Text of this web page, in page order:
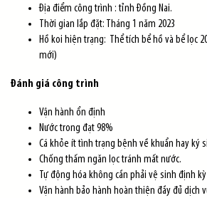
Địa điểm công trình : tỉnh Đồng Nai.
Thời gian lắp đặt: Tháng 1 năm 2023
Hồ koi hiện trạng: Thể tích bể hồ và bể lọc
mới)
Đánh giá công trình
Vận hành ổn định
Nước trong đạt 98%
Cá khỏe ít tình trạng bệnh về khuẩn hay ký
Chống thấm ngăn lọc tránh mất nước.
Tự động hóa không cần phải vệ sinh định kỳ
Vận hành bảo hành hoàn thiện đầy đủ dịch